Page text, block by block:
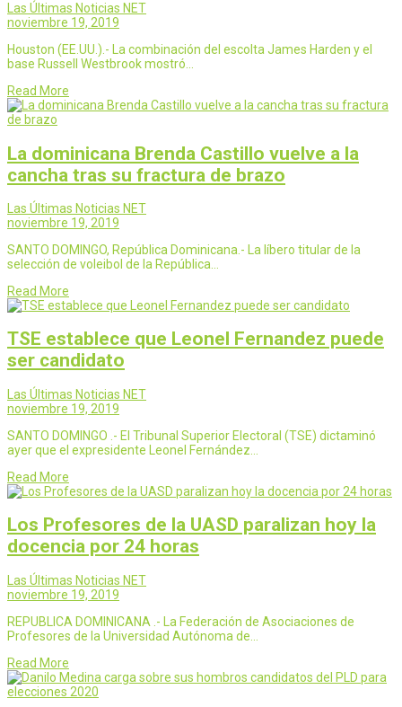
Las Últimas Noticias NET
noviembre 19, 2019
Houston (EE.UU.).- La combinación del escolta James Harden y el
base Russell Westbrook mostró…
Read More
La dominicana Brenda Castillo vuelve a la
cancha tras su fractura de brazo
Las Últimas Noticias NET
noviembre 19, 2019
SANTO DOMINGO, República Dominicana.- La líbero titular de la
selección de voleibol de la República…
Read More
TSE establece que Leonel Fernandez puede
ser candidato
Las Últimas Noticias NET
noviembre 19, 2019
SANTO DOMINGO .- El Tribunal Superior Electoral (TSE) dictaminó
ayer que el expresidente Leonel Fernández…
Read More
Los Profesores de la UASD paralizan hoy la
docencia por 24 horas
Las Últimas Noticias NET
noviembre 19, 2019
REPUBLICA DOMINICANA .- La Federación de Asociaciones de
Profesores de la Universidad Autónoma de…
Read More